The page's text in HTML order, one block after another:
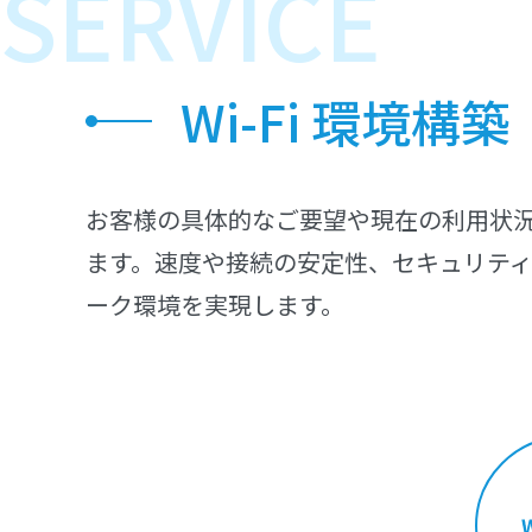
Wi-Fi 環境構築
お客様の具体的なご要望や現在の利用状
ます。速度や接続の安定性、セキュリテ
ーク環境を実現します。